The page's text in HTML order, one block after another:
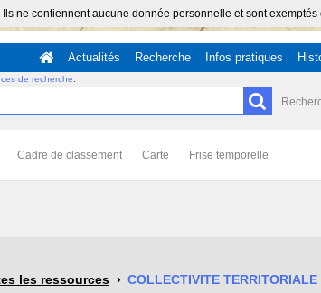
ne contiennent aucune donnée personnelle et sont
Actualités Recherche Infos pratiques
de recherche
Cadre de classement Carte Frise temporelle
Tous lesTous
les ressources COLLECTIVITE TERRITORIALE